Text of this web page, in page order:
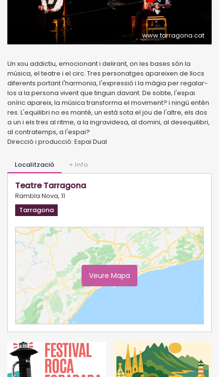
www.tarragona.cat
Un xou addictiu, emocionant i delirant, on les bases són la
música, el teatre i el circ. Tres personatges apareixen de llocs
diferents portant l'harmonia, l'expressió i la màgia per regalar-
los a la persona vivent que tinguin davant. De sobte, l'espai
oníric apareix, la música transforma el moviment? i ningú entén
res. L'equilibri no es manté, un està sota el jou de l'altre, els dos
a un i els tres al ritme, a la ingravidesa, al domini, al desequilibri,
al contratemps, a l'espai?
Direcció i producció: Espai Dual
Localització + Info
Teatre Tarragona
Rambla Nova, 11
Tarragona
Veure Mapa